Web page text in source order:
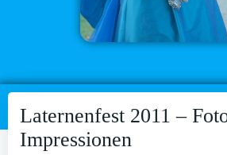
Laternenfest 2011 –
Impressionen